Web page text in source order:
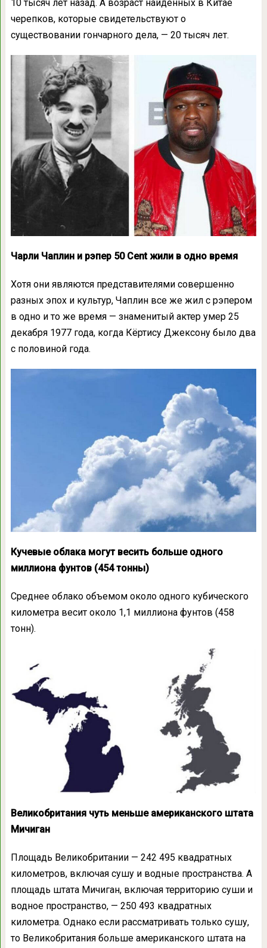
10 тысяч лет назад. А возраст найденных в Китае
черепков, которые свидетельствуют о
существовании гончарного дела, — 20 тысяч лет.
Чарли Чаплин и рэпер 50 Cent жили в одно время
Хотя они являются представителями совершенно
разных эпох и культур, Чаплин все же жил с рэпером
в одно и то же время — знаменитый актер умер 25
декабря 1977 года, когда Кёртису Джексону было два
с половиной года.
Кучевые облака могут весить больше одного
миллиона фунтов (454 тонны)
Среднее облако объемом около одного кубического
километра весит около 1,1 миллиона фунтов (458
тонн).
Великобритания чуть меньше американского штата
Мичиган
Площадь Великобритании — 242 495 квадратных
километров, включая сушу и водные пространства. А
площадь штата Мичиган, включая территорию суши и
водное пространство, — 250 493 квадратных
километра. Однако если рассматривать только сушу,
то Великобритания больше американского штата на